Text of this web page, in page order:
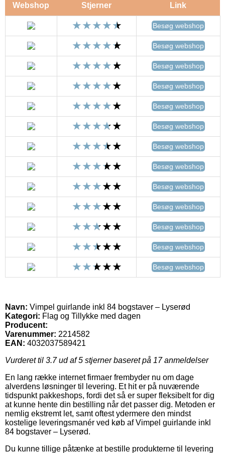
Webshop Stjerner Link
Besøg webshop
Besøg webshop
Besøg webshop
Besøg webshop
Besøg webshop
Besøg webshop
Besøg webshop
Besøg webshop
Besøg webshop
Besøg webshop
Besøg webshop
Besøg webshop
Besøg webshop
Navn: Vimpel guirlande inkl 84 bogstaver – Lyserød
Kategori: Flag og Tillykke med dagen
Producent:
Varenummer: 2214582
EAN: 4032037589421
Vurderet til 3.7ud af 5 stjerner baseret på 17anmeldelser
En lang række internet firmaer frembyder nu om dage
alverdens løsninger til levering. Et hit er på nuværende
tidspunkt pakkeshops, fordi det så er super fleksibelt for dig
at kunne hente din bestilling når det passer dig. Metoden er
nemlig ekstremt let, samt oftest ydermere den mindst
kostelige leveringsmanér ved køb af Vimpel guirlande inkl
84 bogstaver – Lyserød.
Du kunne tillige påtænke at bestille produkterne til levering